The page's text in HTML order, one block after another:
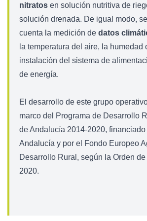
nitratos en solución nutritiva de
solución drenada. De igual modo,
cuenta la medición de datos
la temperatura del aire, la humedad
instalación del sistema de
de energía.
El desarrollo de este grupo
marco del Programa de Desarrollo
de Andalucía 2014-2020,
Andalucía y por el Fondo Europeo
Desarrollo Rural, según la Orden
2020.